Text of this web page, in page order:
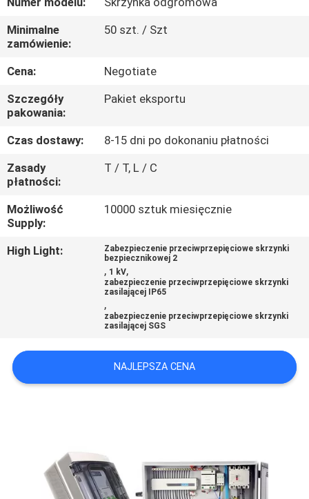
JAKOŚCI
SKONTAKTUJ
SIĘ
Z
NAMI
AKTUALNOŚCI
POPROSIĆ
O
PRIVACY
POLICY
Minimalne
zamówienie:
50 szt. / Szt
Cena:
Negotiate
Szczegóły
pakowania:
Pakiet eksportu
Czas dostawy:
8-15 dni po dokonaniu płatności
Zasady
płatności:
T / T, L / C
Możliwość
Supply:
10000 sztuk miesięcznie
High Light:
Zabezpieczenie przeciwprzepięciowe skrzynki
bezpiecznikowej 2
, 1 kV,
zabezpieczenie przeciwprzepięciowe skrzynki
zasilającej IP65
,
zabezpieczenie przeciwprzepięciowe skrzynki
zasilającej SGS
NAJLEPSZA CENA